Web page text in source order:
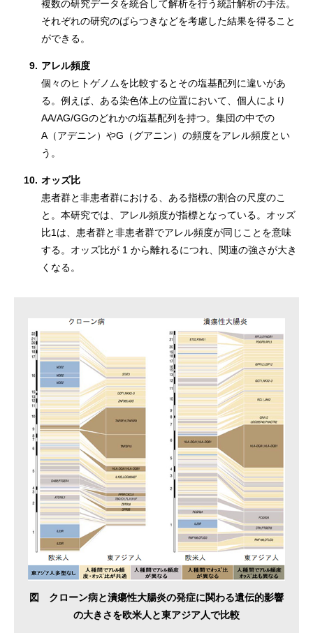
複数の研究データを統合して解析を行う統計解析の手法。
それぞれの研究のばらつきなどを考慮した結果を得ること
ができる。
9. アレル頻度
個々のヒトゲノムを比較するとその塩基配列に違いがあ
る。例えば、ある染色体上の位置において、個人により
AA/AG/GGのどれかの塩基配列を持つ。集団の中での
A（アデニン）やG（グアニン）の頻度をアレル頻度とい
う。
10. オッズ比
患者群と非患者群における、ある指標の割合の尺度のこ
と。本研究では、アレル頻度が指標となっている。オッズ
比1は、患者群と非患者群でアレル頻度が同じことを意味
する。オッズ比が 1 から離れるにつれ、関連の強さが大き
くなる。
図 クローン病と潰瘍性大腸炎の発症に関わる遺伝的影響
の大きさを欧米人と東アジア人で比較